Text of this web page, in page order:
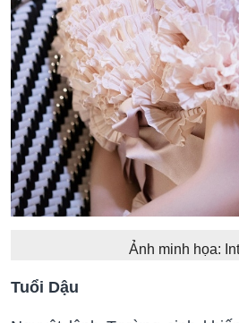
Ảnh minh họa:
Tuổi Dậu